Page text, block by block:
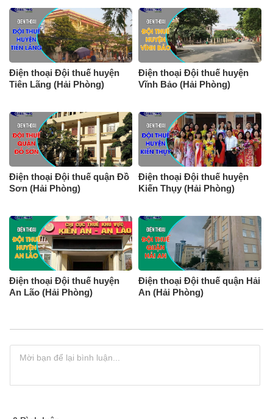
Điện thoại Đội thuế huyện
Tiên Lãng (Hải Phòng)
Điện thoại Đội thuế huyện
Vĩnh Bảo (Hải Phòng)
Điện thoại Đội thuế quận Đồ
Sơn (Hải Phòng)
Điện thoại Đội thuế huyện
Kiến Thụy (Hải Phòng)
Điện thoại Đội thuế huyện
An Lão (Hải Phòng)
Điện thoại Đội thuế quận Hải
An (Hải Phòng)